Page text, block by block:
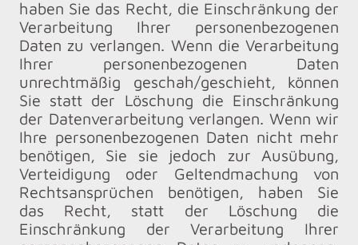
haben Sie das Recht, die Einschränkung der
Verarbeitung Ihrer personenbezogenen
Daten zu verlangen. Wenn die Verarbeitung
Ihrer personenbezogenen Daten
unrechtmäßig geschah/geschieht, können
Sie statt der Löschung die Einschränkung
der Datenverarbeitung verlangen. Wenn wir
Ihre personenbezogenen Daten nicht mehr
benötigen, Sie sie jedoch zur Ausübung,
Verteidigung oder Geltendmachung von
Rechtsansprüchen benötigen, haben Sie
das Recht, statt der Löschung die
Einschränkung der Verarbeitung Ihrer